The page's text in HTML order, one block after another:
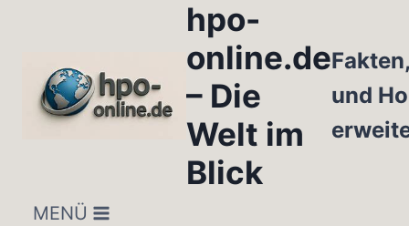
hpo-
online.de
– Die
Welt im
Blick
und
MENÜ